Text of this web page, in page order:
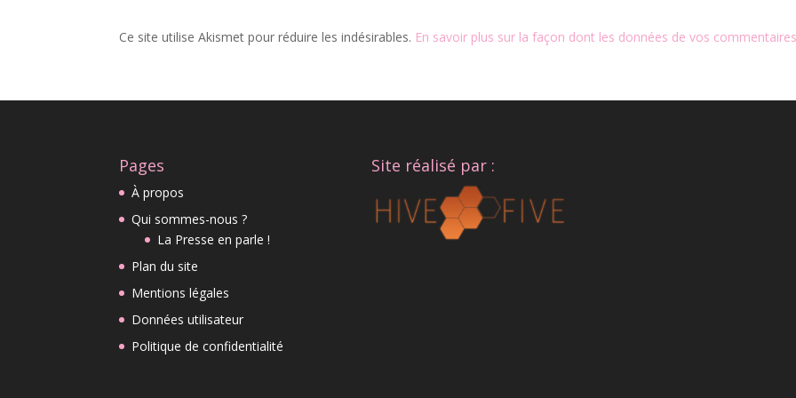
Ce site utilise Akismet pour réduire les indésirables. En savoir plus sur la façon dont les données de vos
Pages
À propos
Qui sommes-nous ?
La Presse en parle !
Plan du site
Mentions légales
Données utilisateur
Politique de confidentialité
Site réalisé par :